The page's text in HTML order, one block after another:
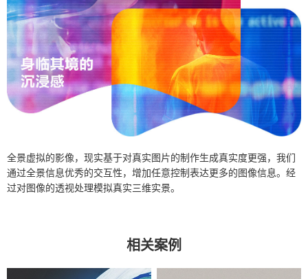
全景虚拟的影像，现实基于对真实图片的制作生成真实度更强， 我们
通过全景信息优秀的交互性，增加任意控制表达更多的图像信息。 经
过对图像的透视处理模拟真实三维实景。
相关案例